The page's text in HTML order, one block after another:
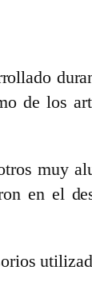
de los
muy
en el